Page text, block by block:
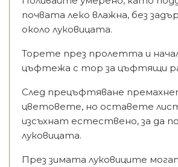
почвата леко влажна, без
около луковицата.
Торете през пролетта и
цъфтежа с тор за цъфтящи
След прецъфтяване
цветовете, но оставете
изсъхнат естествено, за да
луковицата.
През зимата луковиците